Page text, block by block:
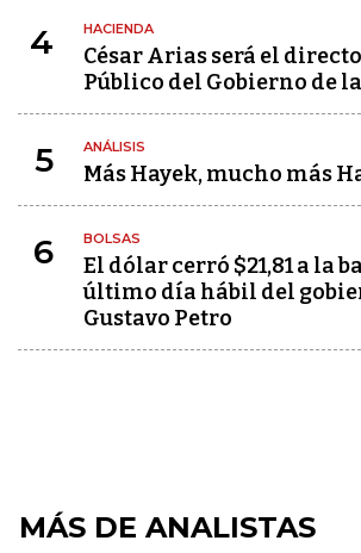
4 HACIENDA
César Arias será el
Público del Gobierno de
5 ANÁLISIS
Más Hayek, mucho más
6 BOLSAS
El dólar cerró $21,81 a la
último día hábil del
Gustavo Petro
MÁS DE ANALISTAS